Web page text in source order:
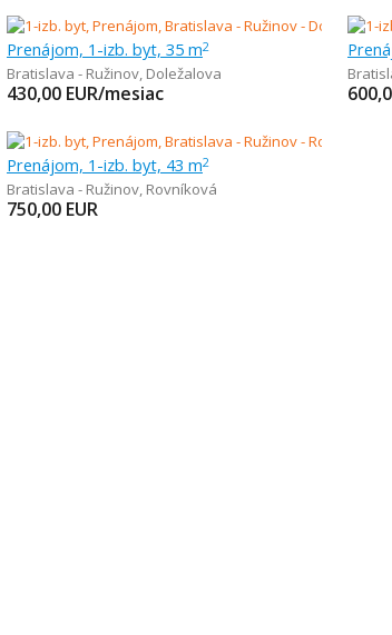
Prenájom, 1-izb. byt, 35 m2
Bratislava - Ružinov, Doležalova
430,00 EUR/mesiac
Prenájom, 1-izb. byt, 43 m2
Bratislava - Ružinov, Rovníková
750,00 EUR